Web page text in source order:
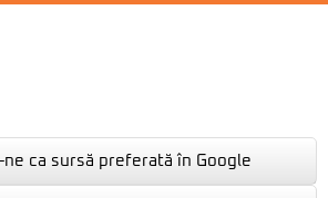
ne ca sursă preferată în Google